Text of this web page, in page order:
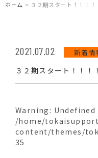
ホーム > ３２期スタート！！！！
2021.07.02 新着情
３２期スタート！！！
Warning :
/home/
content/themes/
35